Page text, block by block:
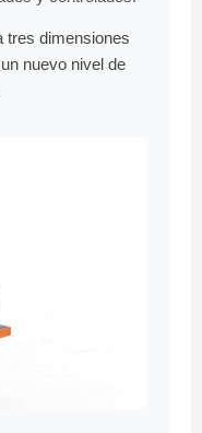
tres dimensiones
nuevo nivel de